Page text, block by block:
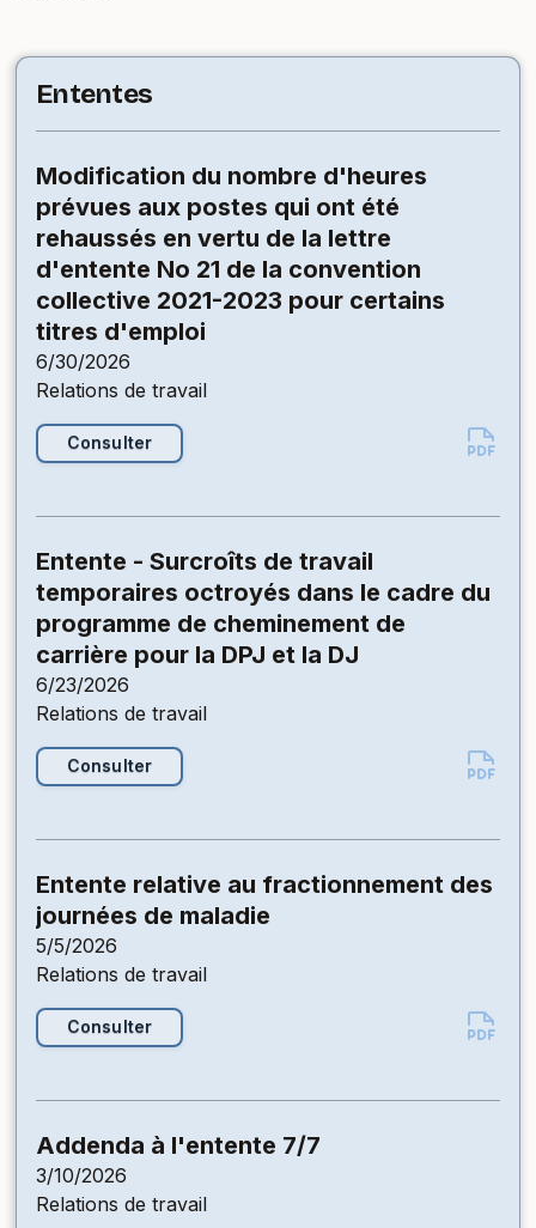
Ententes
Modification du nombre d'heures
prévues aux postes qui ont été
rehaussés en vertu de la lettre
d'entente No 21 de la convention
collective 2021-2023 pour certains
titres d'emploi
6/30/2026
Relations de travail
Consulter
Entente - Surcroîts de travail
temporaires octroyés dans le cadre du
programme de cheminement de
carrière pour la DPJ et la DJ
6/23/2026
Relations de travail
Consulter
Entente relative au fractionnement des
journées de maladie
5/5/2026
Relations de travail
Consulter
Addenda à l'entente 7/7
3/10/2026
Relations de travail